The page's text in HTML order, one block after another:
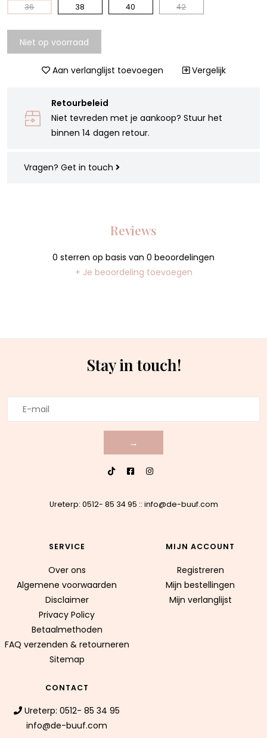
36 38 40 42
Niet op voorraad
Aan verlanglijst toevoegen Vergelijk
Retourbeleid
Niet tevreden met je aankoop? Stuur het
binnen 14 dagen retour.
Vragen? Get in touch
Reviews
0 sterren op basis van 0 beoordelingen
+ Je beoordeling toevoegen
Stay in touch!
→
Ureterp: 0512- 85 34 95 :: info@de-buuf.com
SERVICE
Over ons
Algemene voorwaarden
Disclaimer
Privacy Policy
Betaalmethoden
FAQ verzenden & retourneren
Sitemap
MIJN ACCOUNT
Registreren
Mijn bestellingen
Mijn verlanglijst
CONTACT
Ureterp: 0512- 85 34 95
info@de-buuf.com